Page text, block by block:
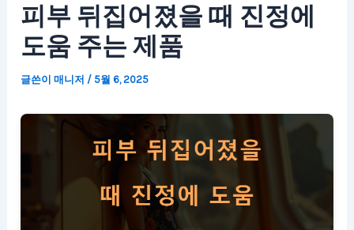
피부 뒤집어졌을 때 진정에
도움 주는 제품
글쓴이매니저 / 5월 6, 2025